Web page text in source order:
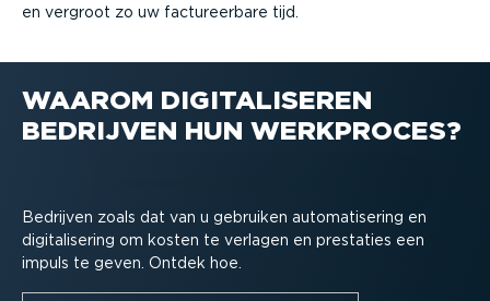
en vergroot zo uw factu­reerbare tijd.
WAAROM DIGITA­LI­SEREN
BEDRIJVEN HUN WERKPROCES?
Bedrijven zoals dat van u gebruiken automa­ti­sering en
digita­li­sering om kosten te verlagen en prestaties een
impuls te geven. Ontdek hoe.